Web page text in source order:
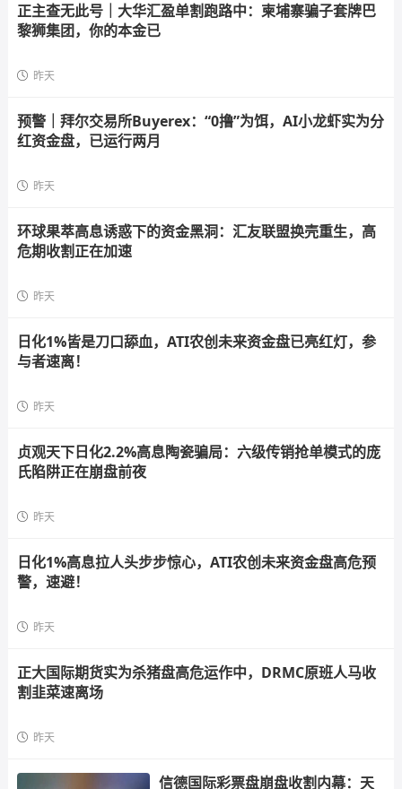
正主查无此号｜大华汇盈单割跑路中：柬埔寨骗子套牌巴
黎狮集团，你的本金已
昨天
预警｜拜尔交易所Buyerex：“0撸”为饵，AI小龙虾实为分
红资金盘，已运行两月
昨天
环球果萃高息诱惑下的资金黑洞：汇友联盟换壳重生，高
危期收割正在加速
昨天
日化1%皆是刀口舔血，ATI农创未来资金盘已亮红灯，参
与者速离！
昨天
贞观天下日化2.2%高息陶瓷骗局：六级传销抢单模式的庞
氏陷阱正在崩盘前夜
昨天
日化1%高息拉人头步步惊心，ATI农创未来资金盘高危预
警，速避！
昨天
正大国际期货实为杀猪盘高危运作中，DRMC原班人马收
割韭菜速离场
昨天
信德国际彩票盘崩盘收割内幕：天